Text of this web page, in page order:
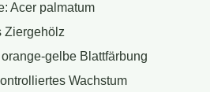
Acer palmatum
Ziergehölz
gelbe Blattfärbung
Wachstum